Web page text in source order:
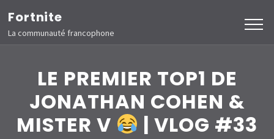
Aller
au
contenu
Fortnite
La communauté francophone
LE PREMIER TOP1 DE
JONATHAN COHEN &
MISTER V
| VLOG #33